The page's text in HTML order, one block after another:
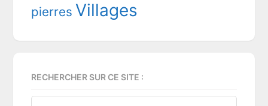
pierres Villages
RECHERCHER SUR CE SITE :